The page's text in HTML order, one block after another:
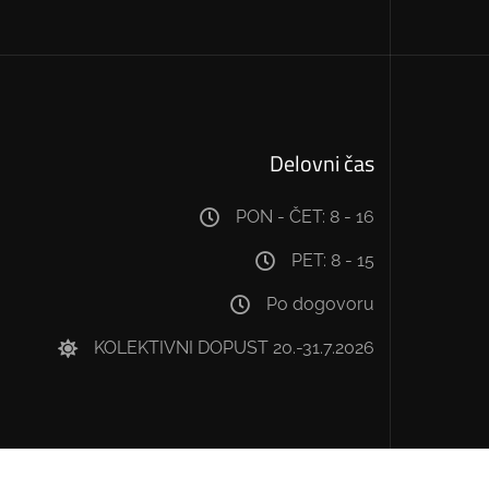
Delovni čas
PON - ČET: 8 - 16
PET: 8 - 15
Po dogovoru
KOLEKTIVNI DOPUST 20.-31.7.2026